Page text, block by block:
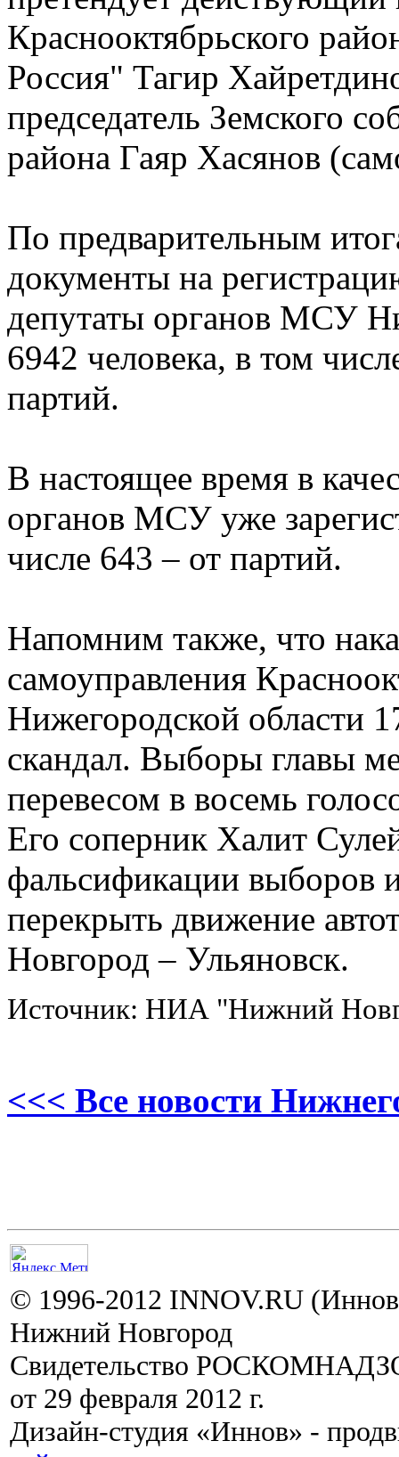
Краснооктябрьского
Россия" Тагир
председатель Земского
района Гаяр Хасянов
По предварительным
документы на
депутаты органов МСУ
6942 человека, в том
партий.
В настоящее время в
органов МСУ уже
числе 643 – от партий.
Напомним также, что
самоуправления
Нижегородской области
скандал. Выборы главы
перевесом в восемь
Его соперник Халит
фальсификации выборов
перекрыть движение
Новгород – Ульяновск.
Источник: НИА "Нижний
<<< Все новости
© 1996-2012 INNOV.RU
Нижний Новгород
Свидетельство
от 29 февраля 2012 г.
Дизайн-студия «Иннов» -